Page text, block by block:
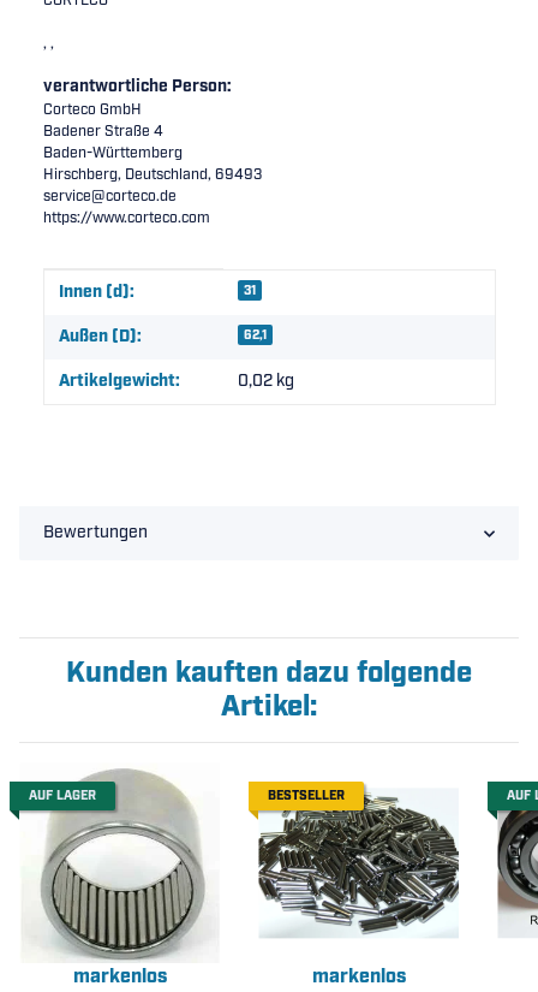
, ,
verantwortliche Person:
Corteco GmbH
Badener Straße 4
Baden-Württemberg
Hirschberg, Deutschland, 69493
service@corteco.de
https://www.corteco.com
Produkteigenschaft
Wert
Innen (d): 31
Außen (D): 62,1
Artikelgewicht: 0,02 kg
Bewertungen
Kunden kauften dazu folgende
Artikel:
AUF LAGER
markenlos
BESTSELLER
markenlos
AUF